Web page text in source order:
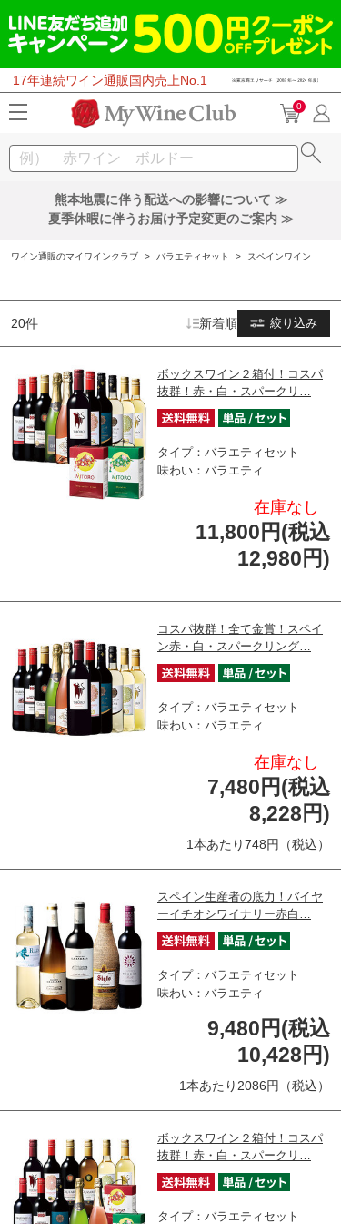
17年連続ワイン通販国内売上No.1
0
熊本地震に伴う配送への影響について ≫
夏季休暇に伴うお届け予定変更のご案内 ≫
ワイン通販のマイワインクラブ > バラエティセット > スペインワイン
20件 絞り込み
新着順
ボックスワイン２箱付！コスパ
抜群！赤・白・スパークリ…
タイプ：バラエティセット
味わい：バラエティ
在庫なし
11,800円(税込
12,980円)
コスパ抜群！全て金賞！スペイ
ン赤・白・スパークリング…
タイプ：バラエティセット
味わい：バラエティ
在庫なし
7,480円(税込
8,228円)
1本あたり748円（税込）
スペイン生産者の底力！バイヤ
ーイチオシワイナリー赤白…
タイプ：バラエティセット
味わい：バラエティ
9,480円(税込
10,428円)
1本あたり2086円（税込）
ボックスワイン２箱付！コスパ
抜群！赤・白・スパークリ…
タイプ：バラエティセット